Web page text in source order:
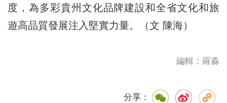
度，為多彩貴州文化品牌建設和全省文化和旅
遊高品質發展注入堅實力量。（文 陳海）
編輯：羅淼
分享：